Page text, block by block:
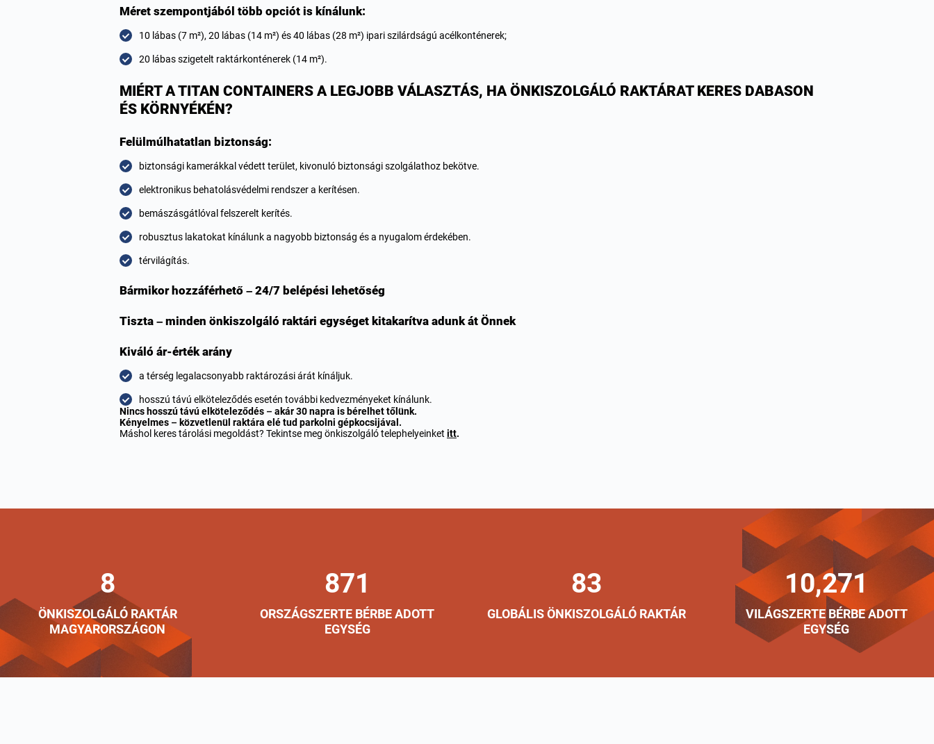
Méret szempontjából több opciót is kínálunk:
10 lábas (7 m²), 20 lábas (14 m²) és 40 lábas (28 m²) ipari szilárdságú acélkonténerek;
20 lábas szigetelt raktárkonténerek (14 m²).
MIÉRT A TITAN CONTAINERS A LEGJOBB VÁLASZTÁS, HA ÖNKISZOLGÁLÓ RAKTÁRAT KERES DABASON
ÉS KÖRNYÉKÉN?
Felülmúlhatatlan biztonság:
biztonsági kamerákkal védett terület, kivonuló biztonsági szolgálathoz bekötve.
elektronikus behatolásvédelmi rendszer a kerítésen.
bemászásgátlóval felszerelt kerítés.
robusztus lakatokat kínálunk a nagyobb biztonság és a nyugalom érdekében.
térvilágítás.
Bármikor hozzáférhető – 24/7 belépési lehetőség
Tiszta – minden önkiszolgáló raktári egységet kitakarítva adunk át Önnek
Kiváló ár-érték arány
a térség legalacsonyabb raktározási árát kínáljuk.
hosszú távú elköteleződés esetén további kedvezményeket kínálunk.
Nincs hosszú távú elköteleződés – akár 30 napra is bérelhet tőlünk.
Kényelmes – közvetlenül raktára elé tud parkolni gépkocsijával.
Máshol keres tárolási megoldást? Tekintse meg önkiszolgáló telephelyeinket itt.
8
ÖNKISZOLGÁLÓ RAKTÁR
MAGYARORSZÁGON
871
ORSZÁGSZERTE BÉRBE ADOTT
EGYSÉG
83
GLOBÁLIS ÖNKISZOLGÁLÓ RAKTÁR
10,271
VILÁGSZERTE BÉRBE ADOTT
EGYSÉG